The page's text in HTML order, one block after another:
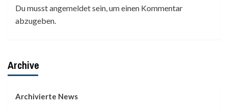
Du musstangemeldetsein, um einen Kommentar
abzugeben.
Archive
Archivierte News